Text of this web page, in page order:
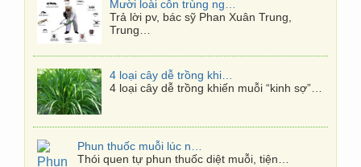
Trả lời pv, bác sỹ Phan Xuân Trung,
Trung…
4 loại cây dễ trồng khiến muỗi “kinh sợ”…
Thói quen tự phun thuốc diệt muỗi, tiện…